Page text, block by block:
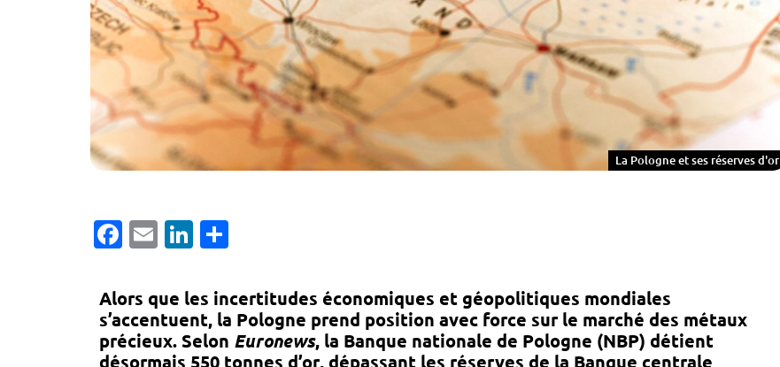
La Pologne et ses réserves d'or
Facebook
EmailLinkedIn
Alors que les incertitudes économiques et géopolitiques mondiales
s’accentuent, la Pologne prend position avec force sur le marché des métaux
précieux. Selon Euronews, la Banque nationale de Pologne (NBP) détient
désormais 550 tonnes d’or, dépassant les réserves de la Banque centrale